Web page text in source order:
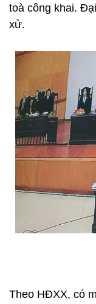
toà công khai.
xử.
Theo HĐXX, có